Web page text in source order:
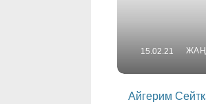
15.02.21
Айгерим